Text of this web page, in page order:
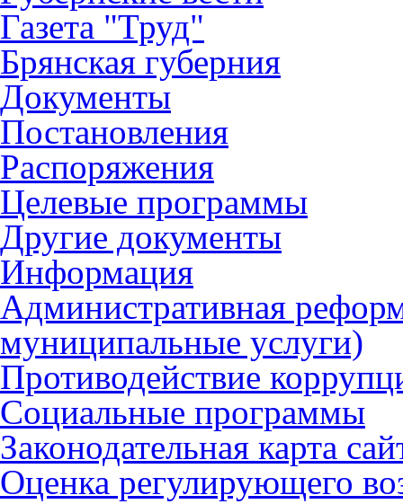
Газета "Труд"
Брянская губерния
Документы
Постановления
Распоряжения
Целевые программы
Другие документы
Информация
Административная
муниципальные услуги)
Противодействие
Социальные программы
Законодательная карта
Оценка регулирующего